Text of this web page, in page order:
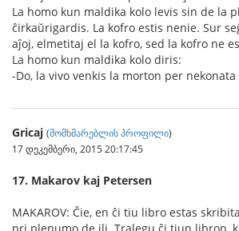
La homo kun maldika kolo levis sin de la
ĉirkaŭrigardis. La kofro estis nenie. Sur
aĵoj, elmetitaj el la kofro, sed la kofro ne
La homo kun maldika kolo diris:
-Do, la vivo venkis la morton per
Gricaj (მომხმარებლის პროფილი)
17 დეკემბერი, 2015 20:17:45
17. Makarov kaj Petersen
MAKAROV: Ĉie, en ĉi tiu libro estas